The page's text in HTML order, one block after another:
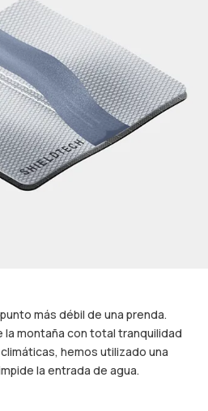
más débil de una prenda.
la montaña con total tranquilidad
hemos utilizado una
la entrada de agua.